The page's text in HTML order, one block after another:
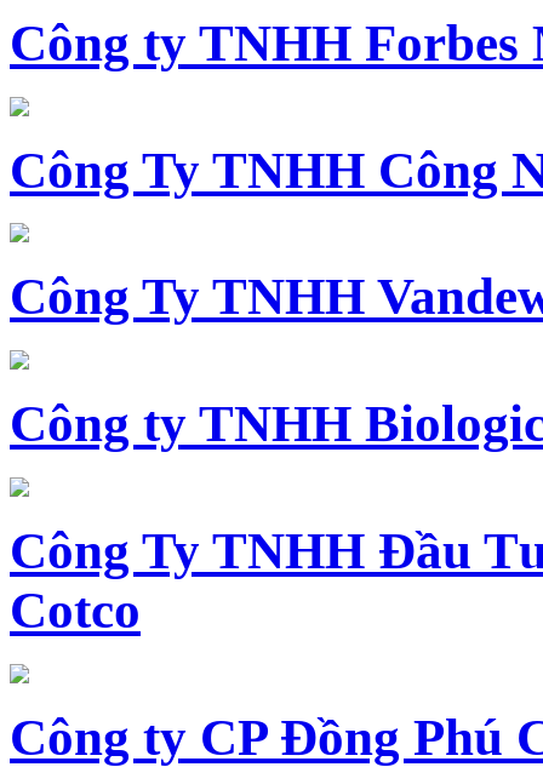
Công ty TNHH
Công Ty TNHH Công
Công Ty TNHH
Công ty TNHH
Công Ty TNHH Đầu
Cotco
Công ty CP Đồng Phú